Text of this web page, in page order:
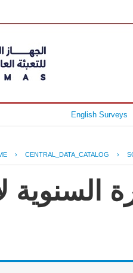
English Surveys
› CENTRAL_DATA_CATALOG ›
السنوية